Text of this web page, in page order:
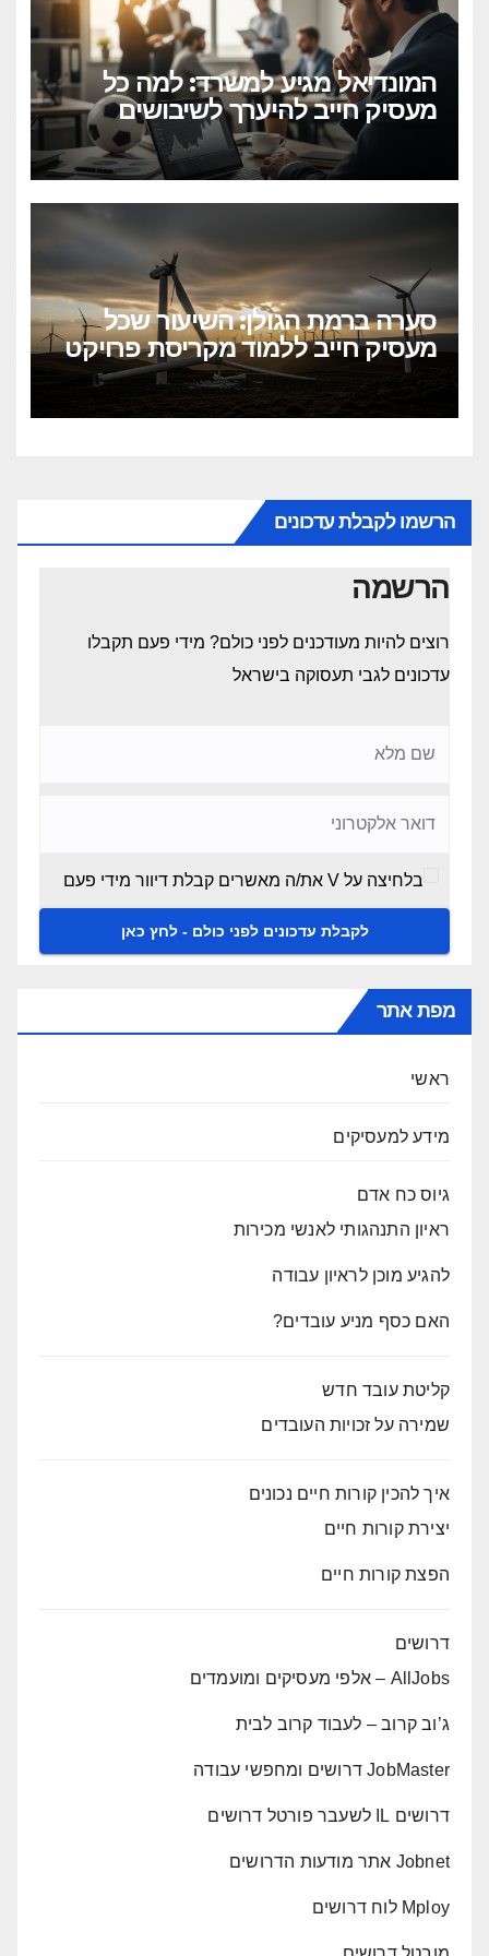
המונדיאל מגיע למשרד: למה כל
מעסיק חייב להיערך לשיבושים
הקרובים
סערה ברמת הגולן: השיעור שכל
מעסיק חייב ללמוד מקריסת פרויקט
הטורבינות
הרשמו לקבלת עדכונים
הרשמה
רוצים להיות מעודכנים לפני כולם? מידי פעם תקבלו
עדכונים לגבי תעסוקה בישראל
בלחיצה על V את/ה מאשרים קבלת דיוור מידי פעם
מפת אתר
ראשי
מידע למעסיקים
גיוס כח אדם
ראיון התנהגותי לאנשי מכירות
להגיע מוכן לראיון עבודה
האם כסף מניע עובדים?
קליטת עובד חדש
שמירה על זכויות העובדים
איך להכין קורות חיים נכונים
יצירת קורות חיים
הפצת קורות חיים
דרושים
AllJobs – אלפי מעסיקים ומועמדים
ג’וב קרוב – לעבוד קרוב לבית
JobMaster דרושים ומחפשי עבודה
דרושים IL לשעבר פורטל דרושים
Jobnet אתר מודעות הדרושים
Mploy לוח דרושים